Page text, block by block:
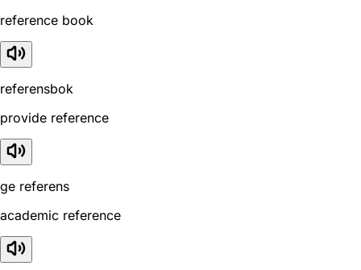
reference book
referensbok
provide reference
ge referens
academic reference